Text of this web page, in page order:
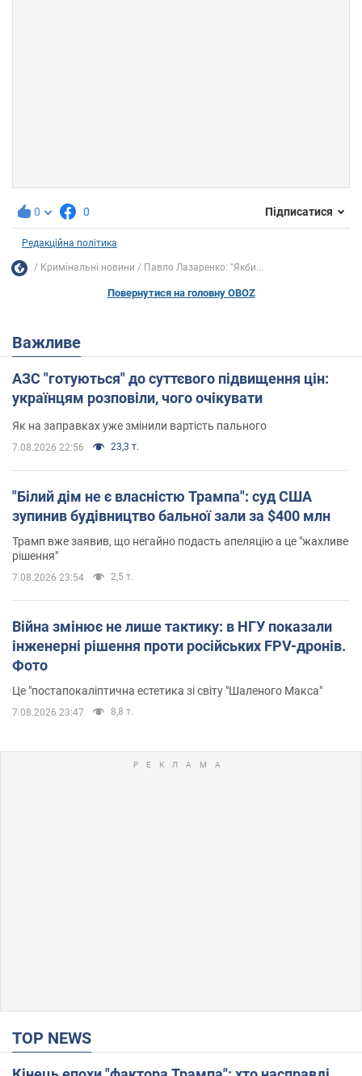
0 0 Підписатися
Редакційна політика
Кримінальні новини Павло Лазаренко: "Якби...
Повернутися на головну OBOZ
Важливе
АЗС "готуються" до суттєвого підвищення цін:
українцям розповіли, чого очікувати
Як на заправках уже змінили вартість пального
7.08.2026 22:56 23,3 т.
"Білий дім не є власністю Трампа": суд США
зупинив будівництво бальної зали за $400 млн
Трамп вже заявив, що негайно подасть апеляцію а це "жахливе
рішення"
7.08.2026 23:54 2,5 т.
Війна змінює не лише тактику: в НГУ показали
інженерні рішення проти російських FPV-дронів.
Фото
Це "постапокаліптична естетика зі світу "Шаленого Макса"
7.08.2026 23:47 8,8 т.
TOP NEWS